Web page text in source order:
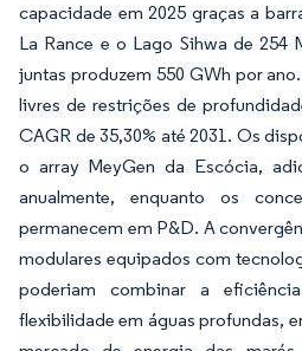
capacidade em 2025 graças a
La Rance e o Lago Sihwa de 254
juntas produzem 550 GWh por
livres de restrições de
CAGR de 35,30% até 2031. Os
o array MeyGen da Escócia,
anualmente, enquanto os
permanecem em P&D. A
modulares equipados com
poderiam combinar a
flexibilidade em águas profundas,